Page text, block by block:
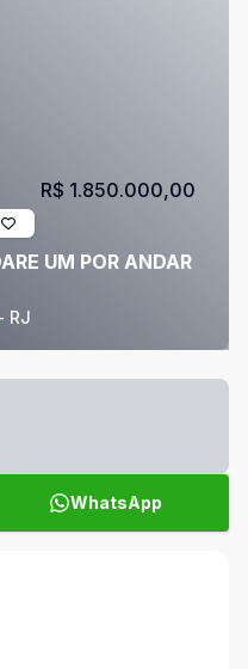
UM POR ANDAR
RJ
R$ 1.850.000,00
WhatsApp